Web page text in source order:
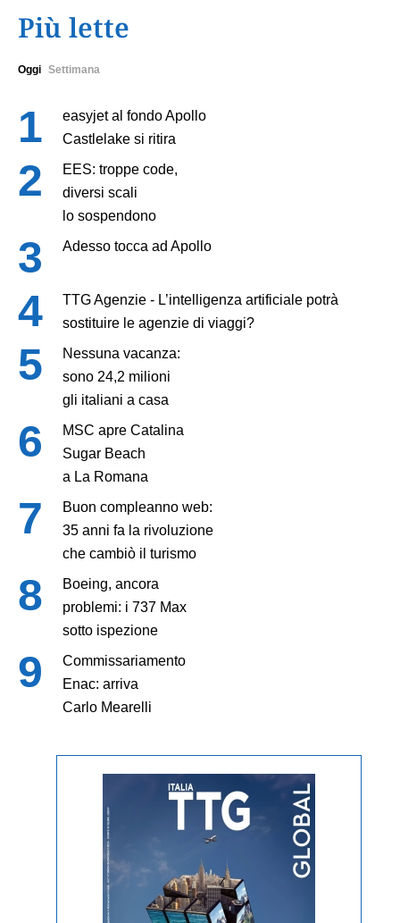
Più lette
Oggi Settimana
easyjet al fondo Apollo
Castlelake si ritira
EES: troppe code,
diversi scali
lo sospendono
Adesso tocca ad Apollo
TTG Agenzie - L’intelligenza artificiale potrà
sostituire le agenzie di viaggi?
Nessuna vacanza:
sono 24,2 milioni
gli italiani a casa
MSC apre Catalina
Sugar Beach
a La Romana
Buon compleanno web:
35 anni fa la rivoluzione
che cambiò il turismo
Boeing, ancora
problemi: i 737 Max
sotto ispezione
Commissariamento
Enac: arriva
Carlo Mearelli